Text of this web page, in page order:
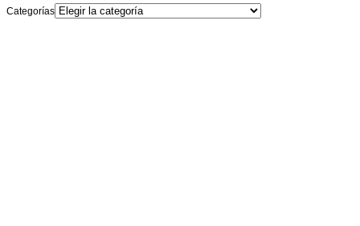
Categorías